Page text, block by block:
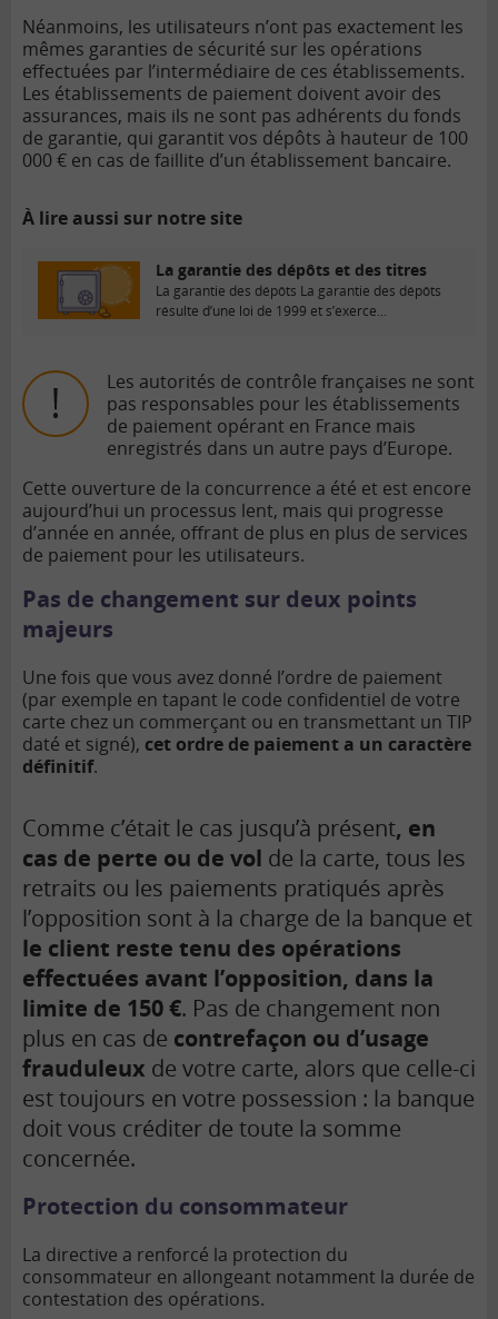
Néanmoins, les utilisateurs n’ont pas exactement les
mêmes garanties de sécurité sur les opérations
effectuées par l’intermédiaire de ces établissements.
Les établissements de paiement doivent avoir des
assurances, mais ils ne sont pas adhérents du fonds
de garantie, qui garantit vos dépôts à hauteur de 100
000 € en cas de faillite d’un établissement bancaire.
À lire aussi sur notre site
La garantie des dépôts et des titres
La garantie des dépôts La garantie des dépôts
résulte d’une loi de 1999 et s’exerce...
Les autorités de contrôle françaises ne sont
pas responsables pour les établissements
de paiement opérant en France mais
enregistrés dans un autre pays d’Europe.
Cette ouverture de la concurrence a été et est encore
aujourd’hui un processus lent, mais qui progresse
d’année en année, offrant de plus en plus de services
de paiement pour les utilisateurs.
Pas de changement sur deux points
majeurs
Une fois que vous avez donné l’ordre de paiement
(par exemple en tapant le code confidentiel de votre
carte chez un commerçant ou en transmettant un TIP
daté et signé), cet ordre de paiement a un caractère
définitif.
Comme c’était le cas jusqu’à présent, en
cas de perte ou de vol de la carte, tous les
retraits ou les paiements pratiqués après
l’opposition sont à la charge de la banque et
le client reste tenu des opérations
effectuées avant l’opposition, dans la
limite de 150 €. Pas de changement non
plus en cas de contrefaçon ou d’usage
frauduleux de votre carte, alors que celle-ci
est toujours en votre possession : la banque
doit vous créditer de toute la somme
concernée.
Protection du consommateur
La directive a renforcé la protection du
consommateur en allongeant notamment la durée de
contestation des opérations.